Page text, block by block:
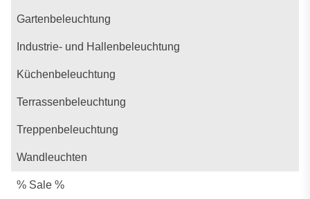
Gartenbeleuchtung
Industrie- und Hallenbeleuchtung
Küchenbeleuchtung
Terrassenbeleuchtung
Treppenbeleuchtung
Wandleuchten
% Sale %